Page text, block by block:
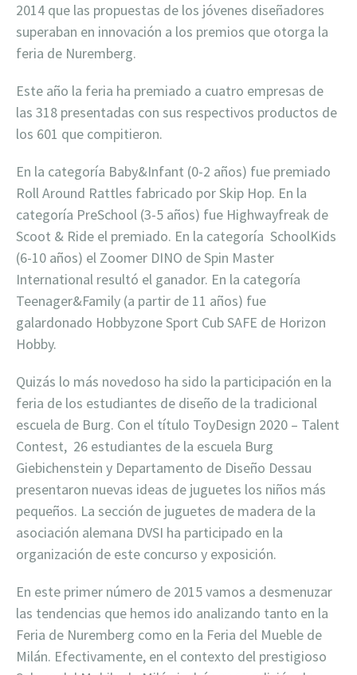
2014 que las propuestas de los jóvenes diseñadores
superaban en innovación a los premios que otorga la
feria de Nuremberg.
Este año la feria ha premiado a cuatro empresas de
las 318 presentadas con sus respectivos productos de
los 601 que compitieron.
En la categoría Baby&Infant (0-2 años) fue premiado
Roll Around Rattles fabricado por Skip Hop. En la
categoría PreSchool (3-5 años) fue Highwayfreak de
Scoot & Ride el premiado. En la categoría SchoolKids
(6-10 años) el Zoomer DINO de Spin Master
International resultó el ganador. En la categoría
Teenager&Family (a partir de 11 años) fue
galardonado Hobbyzone Sport Cub SAFE de Horizon
Hobby.
Quizás lo más novedoso ha sido la participación en la
feria de los estudiantes de diseño de la tradicional
escuela de Burg. Con el título ToyDesign 2020 – Talent
Contest, 26 estudiantes de la escuela Burg
Giebichenstein y Departamento de Diseño Dessau
presentaron nuevas ideas de juguetes los niños más
pequeños. La sección de juguetes de madera de la
asociación alemana DVSI ha participado en la
organización de este concurso y exposición.
En este primer número de 2015 vamos a desmenuzar
las tendencias que hemos ido analizando tanto en la
Feria de Nuremberg como en la Feria del Mueble de
Milán. Efectivamente, en el contexto del prestigioso